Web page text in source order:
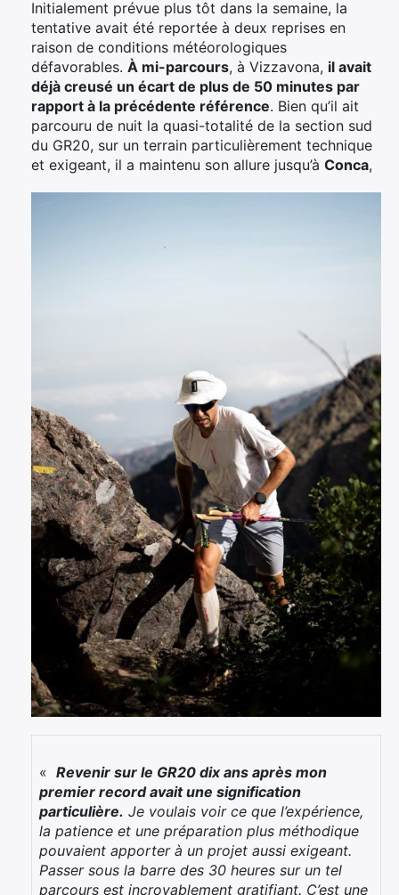
Initialement prévue plus tôt dans la semaine, la
tentative avait été reportée à deux reprises en
raison de conditions météorologiques
défavorables. À mi-parcours, à Vizzavona, il avait
déjà creusé un écart de plus de 50 minutes par
rapport à la précédente référence. Bien qu’il ait
parcouru de nuit la quasi-totalité de la section sud
du GR20, sur un terrain particulièrement technique
et exigeant, il a maintenu son allure jusqu’à Conca,
« Revenir sur le GR20 dix ans après mon
premier record avait une signification
particulière. Je voulais voir ce que l’expérience,
la patience et une préparation plus méthodique
pouvaient apporter à un projet aussi exigeant.
Passer sous la barre des 30 heures sur un tel
parcours est incroyablement gratifiant. C’est une